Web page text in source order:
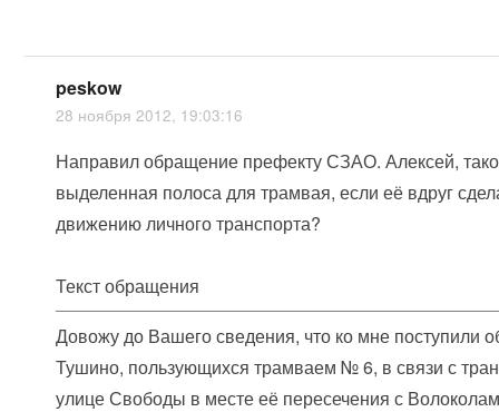
peskow
28 ноября 2012, 19:03:16
Направил обращение префекту СЗАО. Алексей,
выделенная полоса для трамвая, если её вдруг
движению личного транспорта?
Текст обращения
Довожу до Вашего сведения, что ко мне поступили
Тушино, пользующихся трамваем № 6, в связи с
улице Свободы в месте её пересечения с